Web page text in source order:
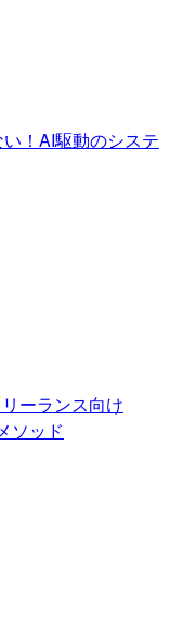
！AI駆動のシステ
ーランス向け
ソッド